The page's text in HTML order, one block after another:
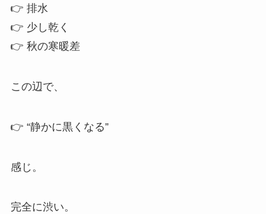
👉 排水
👉 少し乾く
👉 秋の寒暖差
この辺で、
👉 “静かに黒くなる”
感じ。
完全に渋い。